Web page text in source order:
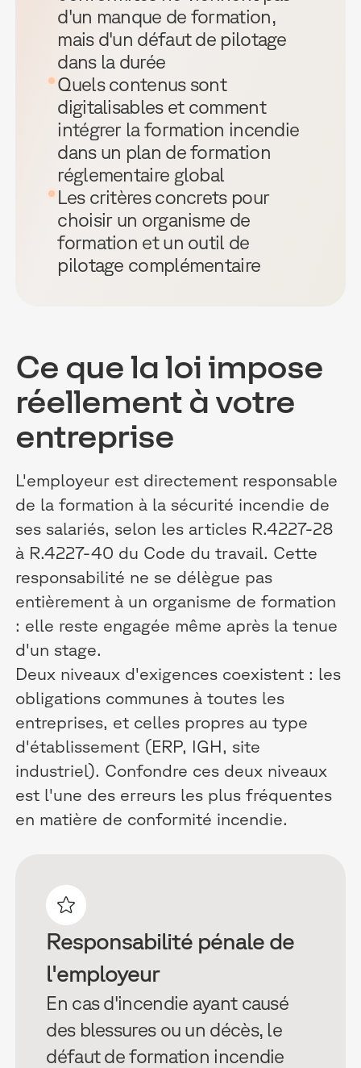
d'un manque de formation,
mais d'un défaut de pilotage
dans la durée
Quels contenus sont
digitalisables et comment
intégrer la formation incendie
dans un plan de formation
réglementaire global
Les critères concrets pour
choisir un organisme de
formation et un outil de
pilotage complémentaire
Ce que la loi impose
réellement à votre
entreprise
L'employeur est directement responsable
de la formation à la sécurité incendie de
ses salariés, selon les articles R.4227-28
à R.4227-40 du Code du travail. Cette
responsabilité ne se délègue pas
entièrement à un organisme de formation
: elle reste engagée même après la tenue
d'un stage.
Deux niveaux d'exigences coexistent : les
obligations communes à toutes les
entreprises, et celles propres au type
d'établissement (ERP, IGH, site
industriel). Confondre ces deux niveaux
est l'une des erreurs les plus fréquentes
en matière de conformité incendie.
Responsabilité pénale de
l'employeur
En cas d'incendie ayant causé
des blessures ou un décès, le
défaut de formation incendie